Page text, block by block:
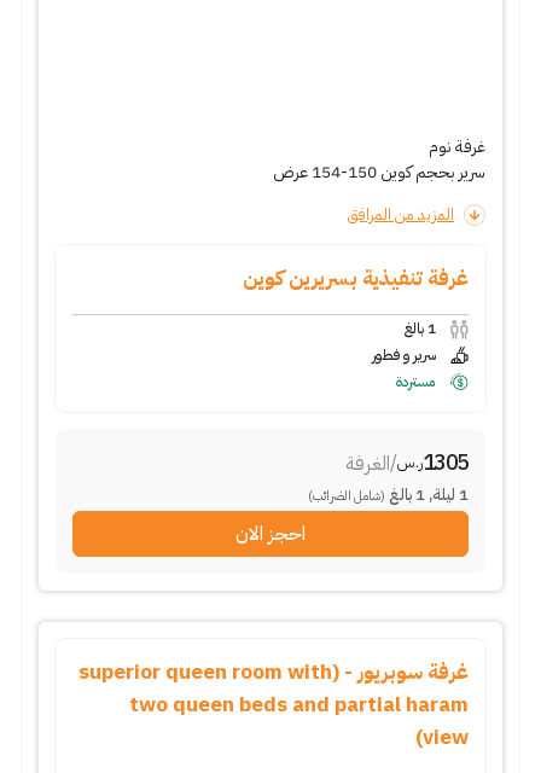
غرفة نوم
سرير بحجم كوين 150-154 عرض
المزيد من المرافق
غرفة تنفيذية بسريرين كوين
1 بالغ
سرير و فطور
مستردة
1305ر.س/الغرفة
1 ليلة,
1 بالغ (شامل الضرائب)
احجز الان
غرفة سوبريور - (superior queen room with
two queen beds and partial haram
view)